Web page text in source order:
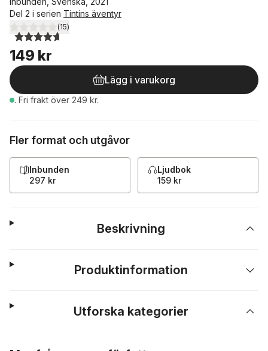
Del 2 i serien Tintins äventyr
4,7utav 5 stjärnor. Totalt antal röster:
(15)
149 kr
Lägg i varukorg
. Fri frakt över 249 kr.
Fler format och utgåvor
Inbunden
297 kr
Ljudbok
159 kr
Beskrivning
Produktinformation
Utforska kategorier